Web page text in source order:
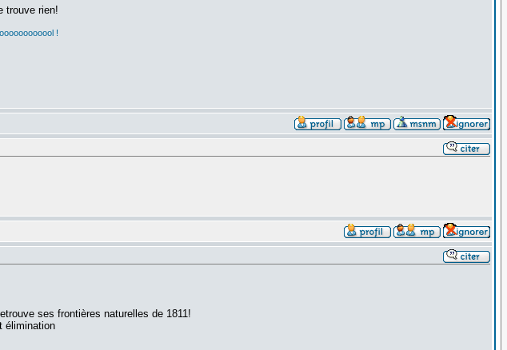
trouve rien!
!
ses frontières naturelles de 1811!
élimination